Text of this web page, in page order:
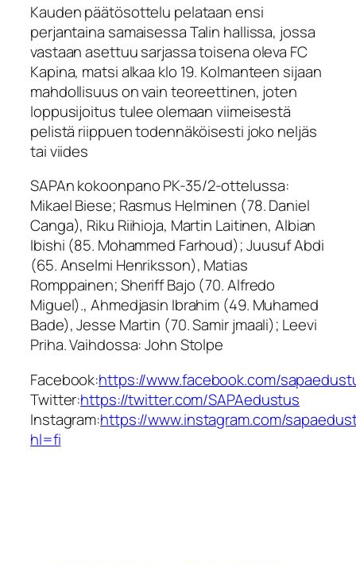
Kauden päätösottelu pelataan ensi
perjantaina samaisessa Talin hallissa, jossa
vastaan asettuu sarjassa toisena oleva FC
Kapina, matsi alkaa klo 19. Kolmanteen sijaan
mahdollisuus on vain teoreettinen, joten
loppusijoitus tulee olemaan viimeisestä
pelistä riippuen todennäköisesti joko neljäs
tai viides
SAPAn kokoonpano PK-35/2-ottelussa:
Mikael Biese; Rasmus Helminen (78. Daniel
Canga), Riku Riihioja, Martin Laitinen, Albian
Ibishi (85. Mohammed Farhoud); Juusuf Abdi
(65. Anselmi Henriksson), Matias
Romppainen; Sheriff Bajo (70. Alfredo
Miguel)., Ahmedjasin Ibrahim (49. Muhamed
Bade), Jesse Martin (70. Samir jmaali); Leevi
Priha. Vaihdossa: John Stolpe
Facebook:https://www.facebook.com/
Twitter:https://twitter.com/SAPAedustus
Instagram:https://www.instagram.com/
hl=fi